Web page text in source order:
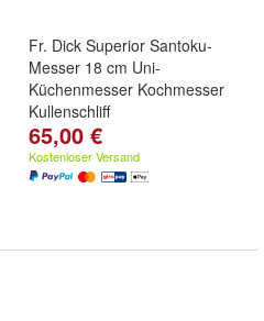
Fr. Dick Superior Santoku-
Messer 18 cm Uni-
Küchenmesser Kochmesser
Kullenschliff
65,00 €
Kostenloser Versand